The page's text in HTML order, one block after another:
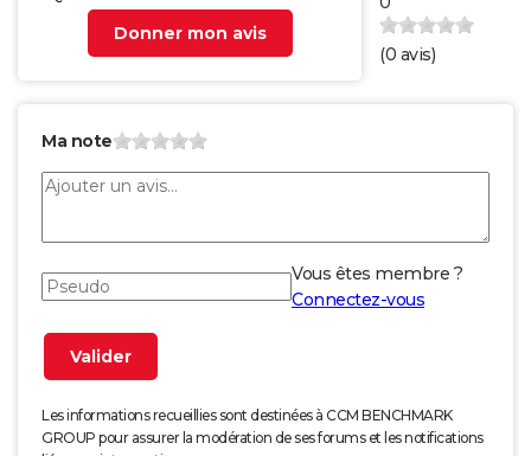
Donner mon avis
(0 avis)
Ma note
Vous êtes membre ?
Connectez-vous
Les informations recueillies sont destinées à CCM BENCHMARK
GROUP pour assurer la modération de ses forums et les notifications